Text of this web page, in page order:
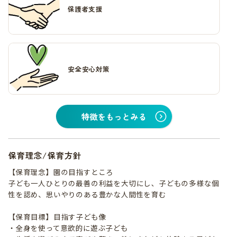
保護者支援
安全安心対策
特徴をもっとみる
保育理念/保育方針
【保育理念】園の目指すところ
子ども一人ひとりの最善の利益を大切にし、子どもの多様な個
性を認め、思いやりのある豊かな人間性を育む
【保育目標】目指す子ども像
・全身を使って意欲的に遊ぶ子ども